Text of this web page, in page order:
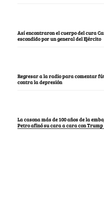
Así encontraron el cuerpo del cura
escondido por un general del Ejército
Regresar a la radio para comentar
contra la depresión
La casona más de 100 años de la
Petro afinó su cara a cara con Trump